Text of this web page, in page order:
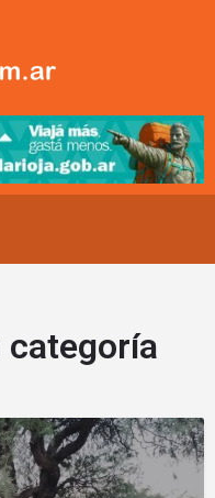
categoría